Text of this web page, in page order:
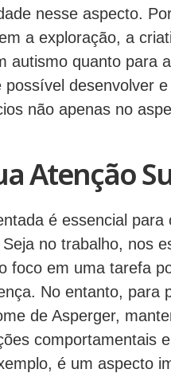
nesse aspecto.
a exploração, a
autismo quanto para
desenvolver
não apenas no
Atenção
é essencial
no trabalho, nos
foco em uma tarefa
No entanto, para
de Asperger,
comportamentais
é um aspecto